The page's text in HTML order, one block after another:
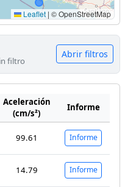
Leaflet | © OpenStreetMap
filtro
Abrir filtros
Aceleración
(cm/s²)
Informe
99.61 Informe
14.79 Informe